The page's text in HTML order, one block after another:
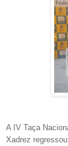
A IV Taça
Xadrez